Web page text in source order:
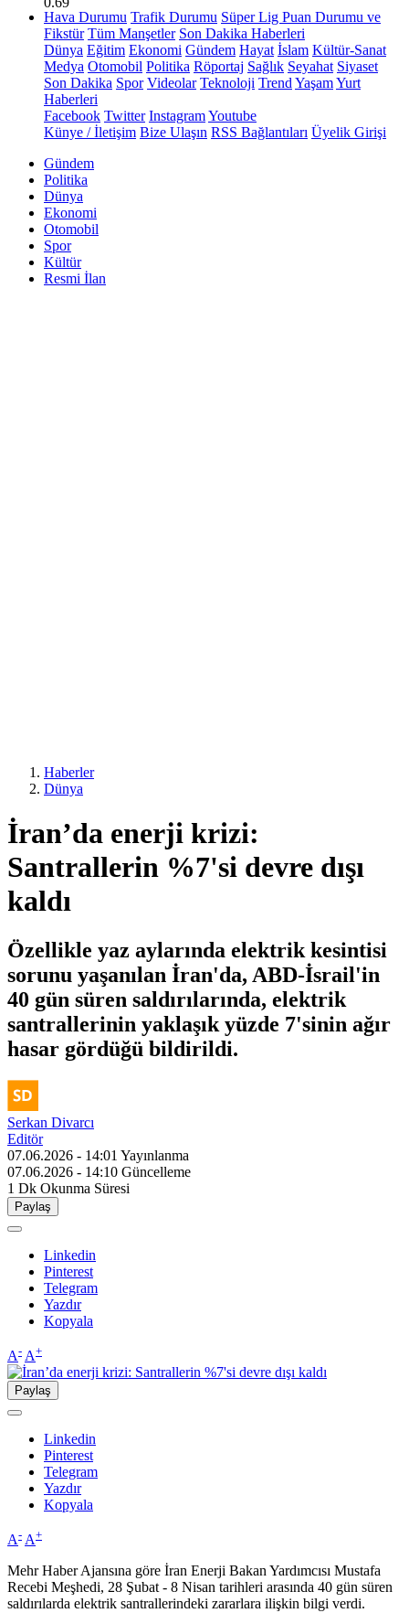
Hava Durumu Trafik Durumu Süper Lig Puan Durumu ve
Fikstür Tüm Manşetler Son Dakika Haberleri
Dünya Eğitim Ekonomi Gündem Hayat İslam Kültür-Sanat
Medya Otomobil Politika Röportaj Sağlık Seyahat Siyaset
Son Dakika Spor Videolar Teknoloji Trend YaşamYurt
Haberleri
Facebook Twitter InstagramYoutube
Künye / İletişim Bize Ulaşın RSS Bağlantıları Üyelik Girişi
Gündem
Politika
Dünya
Ekonomi
Otomobil
Spor
Kültür
Resmi İlan
Haberler
Dünya
İran’da enerji krizi:
Santrallerin %7'si devre dışı
kaldı
Özellikle yaz aylarında elektrik kesintisi
sorunu yaşanılan İran'da, ABD-İsrail'in
40 gün süren saldırılarında, elektrik
santrallerinin yaklaşık yüzde 7'sinin ağır
hasar gördüğü bildirildi.
Serkan Divarcı
Editör
07.06.2026 - 14:01 Yayınlanma
07.06.2026 - 14:10 Güncelleme
1 Dk Okunma Süresi
Paylaş
Linkedin
Pinterest
Telegram
Yazdır
Kopyala
A- A+
Paylaş
Linkedin
Pinterest
Telegram
Yazdır
Kopyala
A- A+
Mehr Haber Ajansına göre İran Enerji Bakan Yardımcısı Mustafa
Recebi Meşhedi, 28 Şubat - 8 Nisan tarihleri arasında 40 gün süren
saldırılarda elektrik santrallerindeki zararlara ilişkin bilgi verdi.